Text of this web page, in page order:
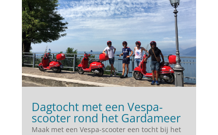
Dagtocht met een Vespa-
scooter rond het Gardameer
Maak met een Vespa-scooter een tocht bij het